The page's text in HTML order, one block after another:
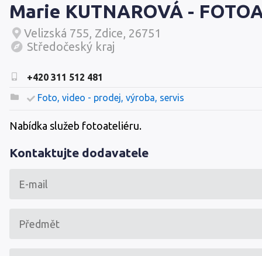
Marie KUTNAROVÁ -
Velizská 755, Zdice, 26751
Středočeský kraj
+420 311 512 481
Foto, video - prodej, výroba, servis
Nabídka služeb fotoateliéru.
Kontaktujte dodavatele